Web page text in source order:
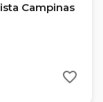
Campinas